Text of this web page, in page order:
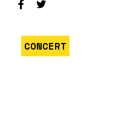
CONCERT